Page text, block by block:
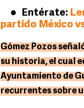
Entérate:
partido México
Gómez Pozos
su historia, el cual
Ayuntamiento de
recurrentes sobre